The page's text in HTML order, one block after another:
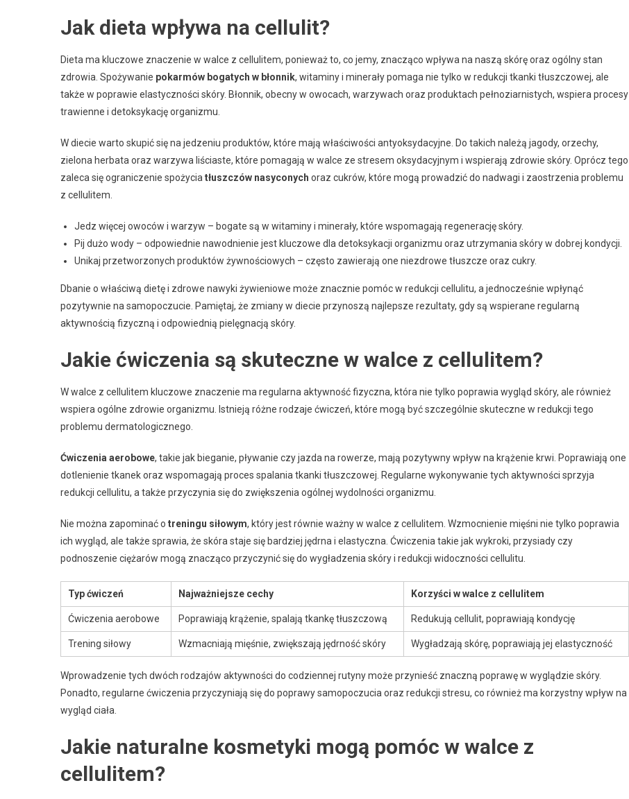
Jak dieta wpływa na cellulit?
Dieta ma kluczowe znaczenie w walce z cellulitem, ponieważ to, co jemy, znacząco wpływa na naszą skórę oraz ogólny stan
zdrowia. Spożywanie pokarmów bogatych w błonnik, witaminy i minerały pomaga nie tylko w redukcji tkanki tłuszczowej, ale
także w poprawie elastyczności skóry. Błonnik, obecny w owocach, warzywach oraz produktach pełnoziarnistych, wspiera procesy
trawienne i detoksykację organizmu.
W diecie warto skupić się na jedzeniu produktów, które mają właściwości antyoksydacyjne. Do takich należą jagody, orzechy,
zielona herbata oraz warzywa liściaste, które pomagają w walce ze stresem oksydacyjnym i wspierają zdrowie skóry. Oprócz tego
zaleca się ograniczenie spożycia tłuszczów nasyconych oraz cukrów, które mogą prowadzić do nadwagi i zaostrzenia problemu
z cellulitem.
Jedz więcej owoców i warzyw – bogate są w witaminy i minerały, które wspomagają regenerację skóry.
Pij dużo wody – odpowiednie nawodnienie jest kluczowe dla detoksykacji organizmu oraz utrzymania skóry w dobrej kondycji.
Unikaj przetworzonych produktów żywnościowych – często zawierają one niezdrowe tłuszcze oraz cukry.
Dbanie o właściwą dietę i zdrowe nawyki żywieniowe może znacznie pomóc w redukcji cellulitu, a jednocześnie wpłynąć
pozytywnie na samopoczucie. Pamiętaj, że zmiany w diecie przynoszą najlepsze rezultaty, gdy są wspierane regularną
aktywnością fizyczną i odpowiednią pielęgnacją skóry.
Jakie ćwiczenia są skuteczne w walce z cellulitem?
W walce z cellulitem kluczowe znaczenie ma regularna aktywność fizyczna, która nie tylko poprawia wygląd skóry, ale również
wspiera ogólne zdrowie organizmu. Istnieją różne rodzaje ćwiczeń, które mogą być szczególnie skuteczne w redukcji tego
problemu dermatologicznego.
Ćwiczenia aerobowe, takie jak bieganie, pływanie czy jazda na rowerze, mają pozytywny wpływ na krążenie krwi. Poprawiają one
dotlenienie tkanek oraz wspomagają proces spalania tkanki tłuszczowej. Regularne wykonywanie tych aktywności sprzyja
redukcji cellulitu, a także przyczynia się do zwiększenia ogólnej wydolności organizmu.
Nie można zapominać o treningu siłowym, który jest równie ważny w walce z cellulitem. Wzmocnienie mięśni nie tylko poprawia
ich wygląd, ale także sprawia, że skóra staje się bardziej jędrna i elastyczna. Ćwiczenia takie jak wykroki, przysiady czy
podnoszenie ciężarów mogą znacząco przyczynić się do wygładzenia skóry i redukcji widoczności cellulitu.
Typ ćwiczeń Najważniejsze cechy Korzyści w walce z cellulitem
Ćwiczenia aerobowe Poprawiają krążenie, spalają tkankę tłuszczową Redukują cellulit, poprawiają kondycję
Trening siłowy Wzmacniają mięśnie, zwiększają jędrność skóry Wygładzają skórę, poprawiają jej elastyczność
Wprowadzenie tych dwóch rodzajów aktywności do codziennej rutyny może przynieść znaczną poprawę w wyglądzie skóry.
Ponadto, regularne ćwiczenia przyczyniają się do poprawy samopoczucia oraz redukcji stresu, co również ma korzystny wpływ na
wygląd ciała.
Jakie naturalne kosmetyki mogą pomóc w walce z
cellulitem?